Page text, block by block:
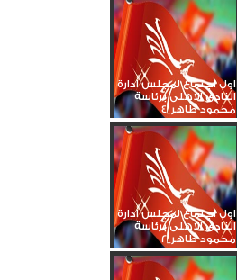
اول اجتماع لمجلس ادارة
النادى الاهلى برئاسة
محمود طاهر_4
اول اجتماع لمجلس ادارة
النادى الاهلى برئاسة
محمود طاهر_2